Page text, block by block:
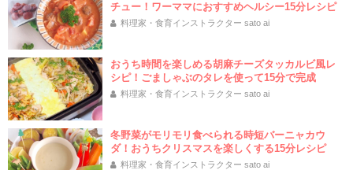
チュー！ワーママにおすすめヘルシー15分レシピ
料理家・食育インストラクター sato ai
おうち時間を楽しめる胡麻チーズタッカルビ風レ
シピ！ごましゃぶのタレを使って15分で完成
料理家・食育インストラクター sato ai
冬野菜がモリモリ食べられる時短バーニャカウ
ダ！おうちクリスマスを楽しくする15分レシピ
料理家・食育インストラクター sato ai